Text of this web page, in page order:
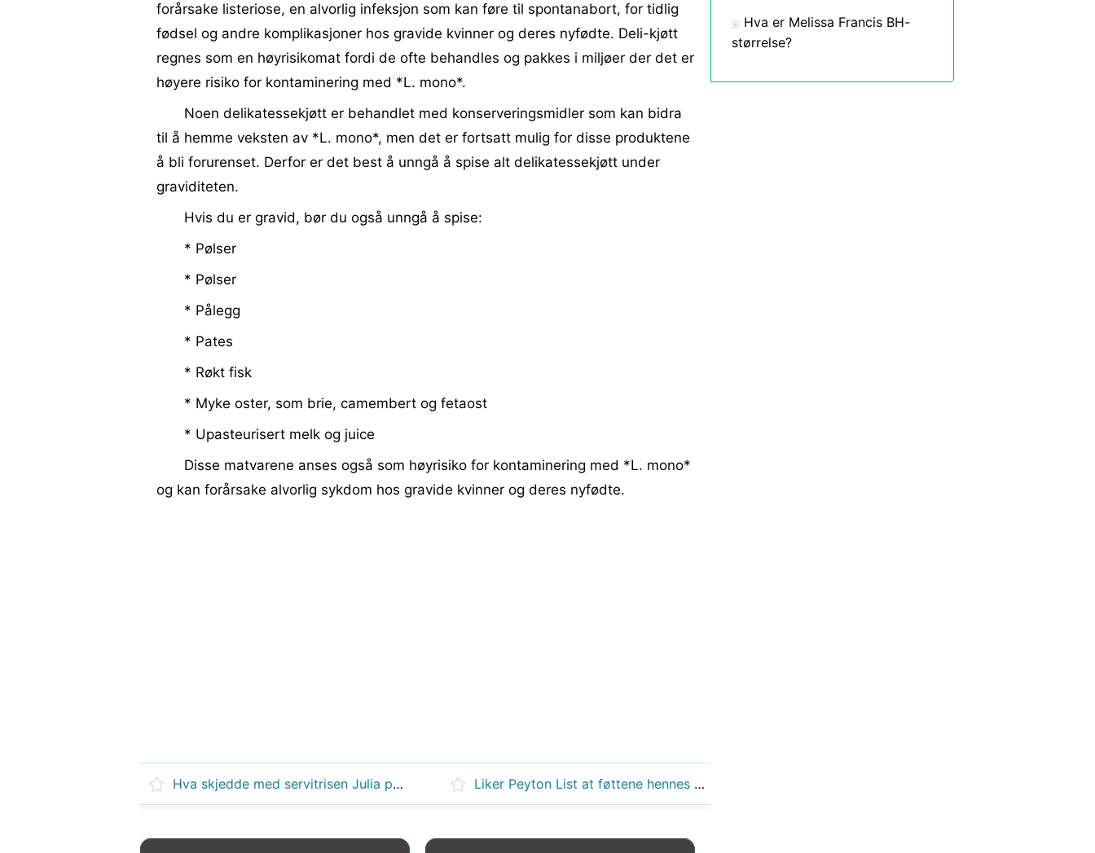
forårsake listeriose, en alvorlig infeksjon som kan føre til spontanabort, for tidlig
fødsel og andre komplikasjoner hos gravide kvinner og deres nyfødte. Deli-kjøtt
regnes som en høyrisikomat fordi de ofte behandles og pakkes i miljøer der det er
høyere risiko for kontaminering med *L. mono*.
Noen delikatessekjøtt er behandlet med konserveringsmidler som kan bidra
til å hemme veksten av *L. mono*, men det er fortsatt mulig for disse produktene
å bli forurenset. Derfor er det best å unngå å spise alt delikatessekjøtt under
graviditeten.
Hvis du er gravid, bør du også unngå å spise:
* Pølser
* Pølser
* Pålegg
* Pates
* Røkt fisk
* Myke oster, som brie, camembert og fetaost
* Upasteurisert melk og juice
Disse matvarene anses også som høyrisiko for kontaminering med *L. mono*
og kan forårsake alvorlig sykdom hos gravide kvinner og deres nyfødte.
Hva skjedde med servitrisen Julia på rehabilitering på hardrock? Liker Peyton List at føttene hennes kiler?
Hva er Melissa Francis BH-
størrelse?